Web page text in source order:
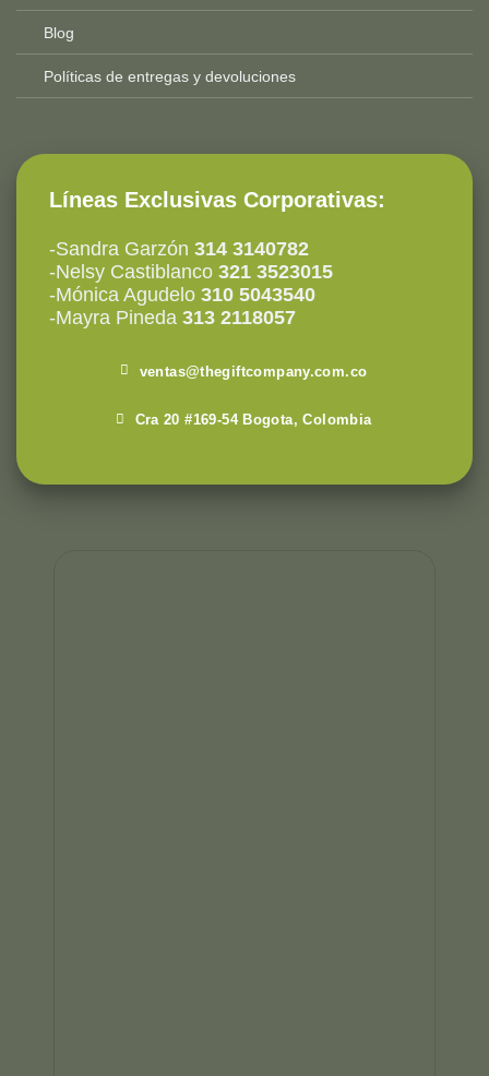
Blog
Políticas de entregas y devoluciones
Líneas Exclusivas Corporativas:
-Sandra Garzón 314 3140782
-Nelsy Castiblanco 321 3523015
-Mónica Agudelo 310 5043540
-Mayra Pineda 313 2118057
ventas@thegiftcompany.com.co
Cra 20 #169-54 Bogota, Colombia